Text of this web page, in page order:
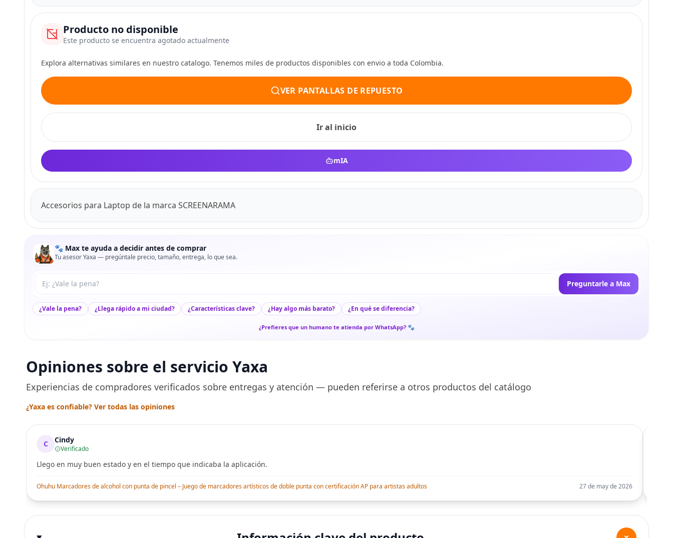
Producto no disponible
Este producto se encuentra agotado actualmente
Explora alternativas similares en nuestro catalogo. Tenemos miles de productos disponibles con envio a toda Colombia.
VER PANTALLAS DE REPUESTO
Ir al inicio
mIA
Accesorios para Laptop de la marca SCREENARAMA
🐾 Max te ayuda a decidir antes de comprar
Tu asesor Yaxa — pregúntale precio, tamaño, entrega, lo que sea.
Tu pregunta a Max Preguntarle a Max
¿Vale la pena? ¿Llega rápido a mi ciudad? ¿Características clave? ¿Hay algo más barato? ¿En qué se diferencia?
¿Prefieres que un humano te atienda por WhatsApp? 🐾
Opiniones sobre el servicio Yaxa
Experiencias de compradores verificados sobre entregas y atención — pueden referirse a otros productos del catálogo
¿Yaxa es confiable? Ver todas las opiniones
C Cindy
Verificado
Llego en muy buen estado y en el tiempo que indicaba la aplicación.
Ohuhu Marcadores de alcohol con punta de pincel – Juego de marcadores artísticos de doble punta con certificación AP para artistas adultos 27 de may de 2026